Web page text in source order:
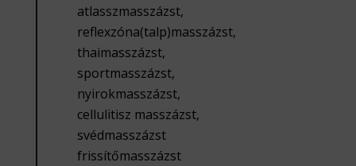
atlasszmasszázst,
reflexzóna(talp)masszázst,
thaimasszázst,
sportmasszázst,
nyirokmasszázst,
cellulitisz masszázst,
svédmasszázst
frissítőmasszázst